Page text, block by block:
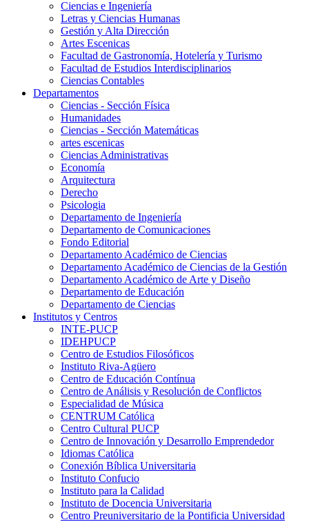
Ciencias e Ingeniería
Letras y Ciencias Humanas
Gestión y Alta Dirección
Artes Escenicas
Facultad de Gastronomía, Hotelería y Turismo
Facultad de Estudios Interdisciplinarios
Ciencias Contables
Departamentos
Ciencias - Sección Física
Humanidades
Ciencias - Sección Matemáticas
artes escenicas
Ciencias Administrativas
Economía
Arquitectura
Derecho
Psicologia
Departamento de Ingeniería
Departamento de Comunicaciones
Fondo Editorial
Departamento Académico de Ciencias
Departamento Académico de Ciencias de la Gestión
Departamento Académico de Arte y Diseño
Departamento de Educación
Departamento de Ciencias
Institutos y Centros
INTE-PUCP
IDEHPUCP
Centro de Estudios Filosóficos
Instituto Riva-Agüero
Centro de Educación Contínua
Centro de Análisis y Resolución de Conflictos
Especialidad de Música
CENTRUM Católica
Centro Cultural PUCP
Centro de Innovación y Desarrollo Emprendedor
Idiomas Católica
Conexión Bíblica Universitaria
Instituto Confucio
Instituto para la Calidad
Instituto de Docencia Universitaria
Centro Preuniversitario de la Pontificia Universidad